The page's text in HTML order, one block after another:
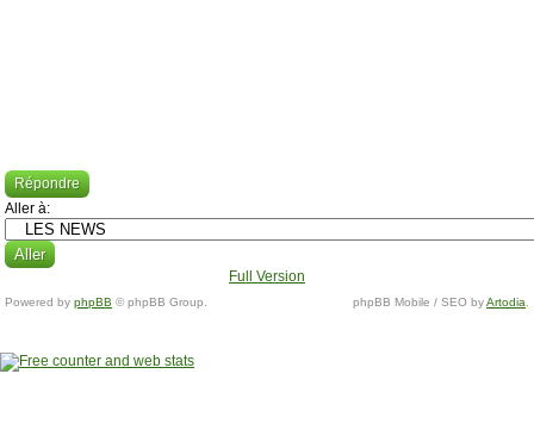
Répondre
Aller à:
Full Version
Powered by phpBB © phpBB Group. phpBB Mobile / SEO byArtodia